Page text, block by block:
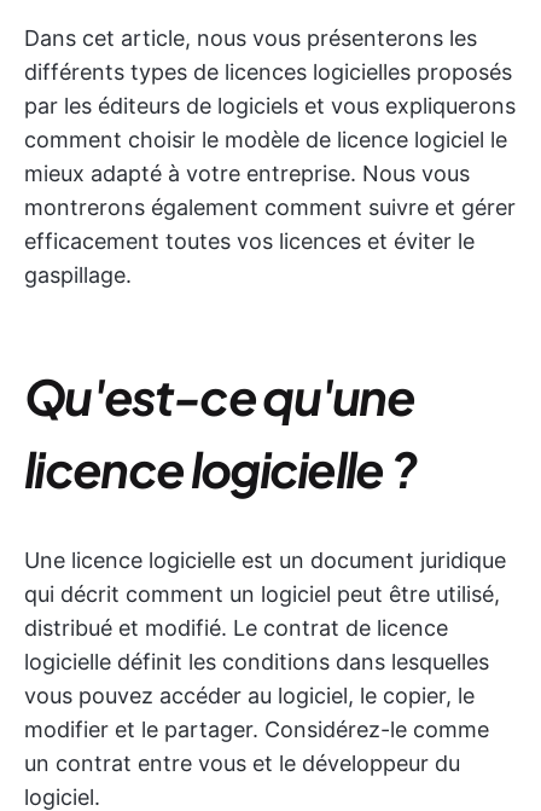
Dans cet article, nous vous présenterons les
différents types de licences logicielles proposés
par les éditeurs de logiciels et vous expliquerons
comment choisir le modèle de licence logiciel le
mieux adapté à votre entreprise. Nous vous
montrerons également comment suivre et gérer
efficacement toutes vos licences et éviter le
gaspillage.
Qu'est-ce qu'une
licence logicielle ?
Une licence logicielle est un document juridique
qui décrit comment un logiciel peut être utilisé,
distribué et modifié. Le contrat de licence
logicielle définit les conditions dans lesquelles
vous pouvez accéder au logiciel, le copier, le
modifier et le partager. Considérez-le comme
un contrat entre vous et le développeur du
logiciel.